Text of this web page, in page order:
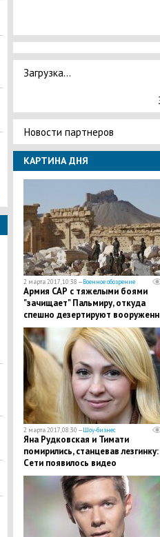
Загрузка...
Новости партнеров
КАРТИНА ДНЯ
2 марта 2017, 10:38 —Военное обозрение
Армия САР с тяжелыми боями
"зачищает" Пальмиру, откуда
спешно дезертируют
исламисты, - СМИ
2 марта 2017, 08:30 —Шоу-бизнес
Яна Рудковская и Тимати
помирились, станцевав
Сети появилось видео